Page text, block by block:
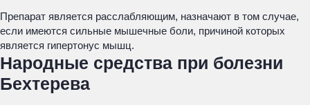
Препарат является расслабляющим, назначают в том случае,
если имеются сильные мышечные боли, причиной которых
является гипертонус мышц.
Народные средства при болезни
Бехтерева